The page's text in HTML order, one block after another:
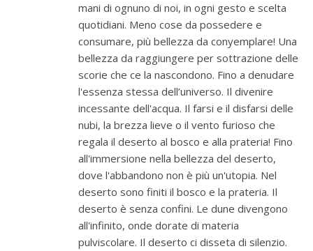
mani di ognuno di noi, in ogni gesto e scelta
quotidiani. Meno cose da possedere e
consumare, più bellezza da conyemplare! Una
bellezza da raggiungere per sottrazione delle
scorie che ce la nascondono. Fino a denudare
l'essenza stessa dell’universo. Il divenire
incessante dell'acqua. Il farsi e il disfarsi delle
nubi, la brezza lieve o il vento furioso che
regala il deserto al bosco e alla prateria! Fino
all'immersione nella bellezza del deserto,
dove l'abbandono non è più un'utopia. Nel
deserto sono finiti il bosco e la prateria. Il
deserto è senza confini. Le dune divengono
all'infinito, onde dorate di materia
pulviscolare. Il deserto ci disseta di silenzio.